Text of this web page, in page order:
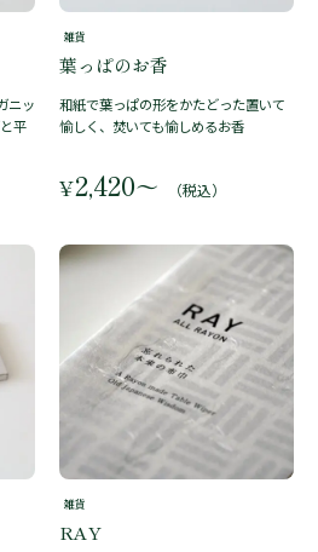
ニッ
平
雑貨
葉っぱのお香
和紙で葉っぱの形をかたどった置いて
愉しく、焚いても愉しめるお香
¥2,420〜 （税込）
雑貨
RAY